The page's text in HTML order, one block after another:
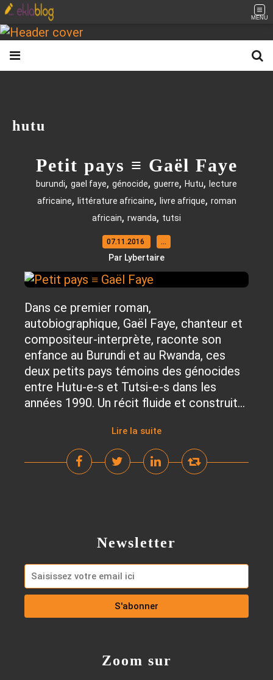
MENU
hutu
Petit pays ≡ Gaël Faye
burundi, gael faye, génocide, guerre, Hutu, lecture
africaine, littérature africaine, livre afrique, roman
africain, rwanda, tutsi
07.11.2016 …
Par Lybertaire
Dans ce premier roman,
autobiographique, Gaël Faye, chanteur et
compositeur-interprète, raconte son
enfance au Burundi et au Rwanda, ces
deux petits pays témoins des génocides
entre Hutu-e-s et Tutsi-e-s dans les
années 1990. Un récit fluide et construit...
Lire la suite
Newsletter
Zoom sur